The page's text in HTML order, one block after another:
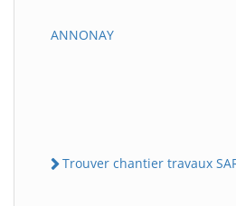
ANNONAY
Trouver chantier travaux